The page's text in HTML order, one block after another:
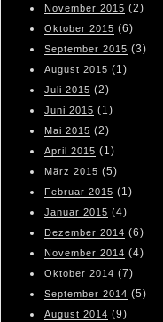
November 2015 (2)
Oktober 2015 (6)
September 2015 (3)
August 2015 (1)
Juli 2015 (2)
Juni 2015 (1)
Mai 2015 (2)
April 2015 (1)
März 2015 (5)
Februar 2015 (1)
Januar 2015 (4)
Dezember 2014 (6)
November 2014 (4)
Oktober 2014 (7)
September 2014 (5)
August 2014 (9)